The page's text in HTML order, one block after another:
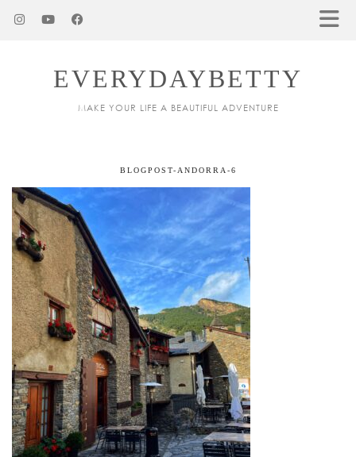
EVERYDAYBETTY
MAKE YOUR LIFE A BEAUTIFUL ADVENTURE
BLOGPOST-ANDORRA-6